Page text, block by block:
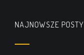
NAJNOWSZE POSTY